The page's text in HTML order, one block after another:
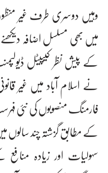
وہیں دوسری طرف غیر
میں بھی مسلسل اضافہ
کے پیش نظر کیپیٹل
نے اسلام آباد میں غیر
فارمنگ منصوبوں کی نئی
کے مطابق گزشتہ چند سالوں
سہولیات اور زیادہ